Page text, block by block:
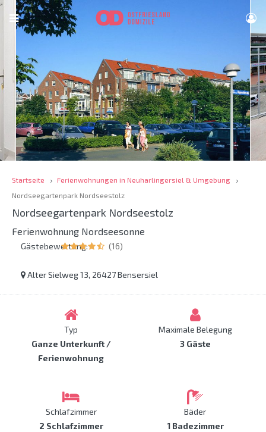
Startseite
Ferienwohnungen in Neuharlingersiel & Umgebung
Nordseegartenpark Nordseestolz
Nordseegartenpark Nordseestolz
Ferienwohnung Nordseesonne
Gästebewertung: (16)
Alter Sielweg 13, 26427 Bensersiel
Typ
Ganze Unterkunft /
Ferienwohnung
Maximale Belegung
3 Gäste
Schlafzimmer
2 Schlafzimmer
Bäder
1 Badezimmer